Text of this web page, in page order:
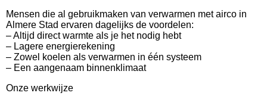
Mensen die al gebruikmaken van verwarmen met airco in
Almere Stad ervaren dagelijks de voordelen:
– Altijd direct warmte als je het nodig hebt
– Lagere energierekening
– Zowel koelen als verwarmen in één systeem
– Een aangenaam binnenklimaat
Onze werkwijze